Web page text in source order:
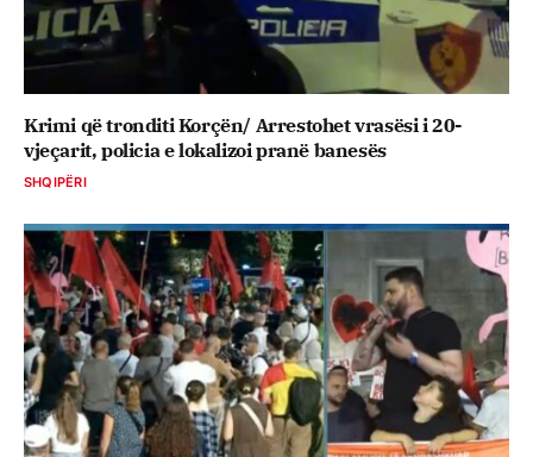
Krimi që tronditi Korçën/ Arrestohet vrasësi i 20-
vjeçarit, policia e lokalizoi pranë banesës
SHQIPËRI